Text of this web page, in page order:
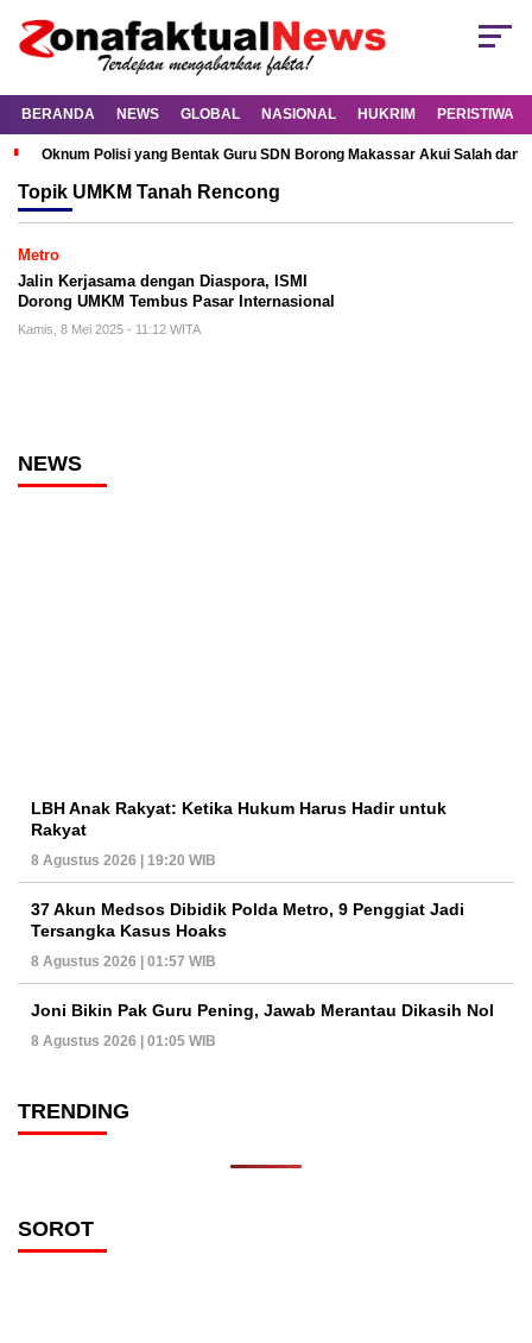
BERANDA NEWS GLOBAL NASIONAL HUKRIM PERISTIWA
Oknum Polisi yang Bentak Guru SDN Borong Makassar Akui Salah dan
Topik UMKM Tanah Rencong
Metro
Jalin Kerjasama dengan Diaspora, ISMI
Dorong UMKM Tembus Pasar Internasional
Kamis, 8 Mei 2025 - 11:12 WITA
NEWS
LBH Anak Rakyat: Ketika Hukum Harus Hadir untuk
Rakyat
8 Agustus 2026 | 19:20 WIB
37 Akun Medsos Dibidik Polda Metro, 9 Penggiat Jadi
Tersangka Kasus Hoaks
8 Agustus 2026 | 01:57 WIB
Joni Bikin Pak Guru Pening, Jawab Merantau Dikasih Nol
8 Agustus 2026 | 01:05 WIB
TRENDING
SOROT